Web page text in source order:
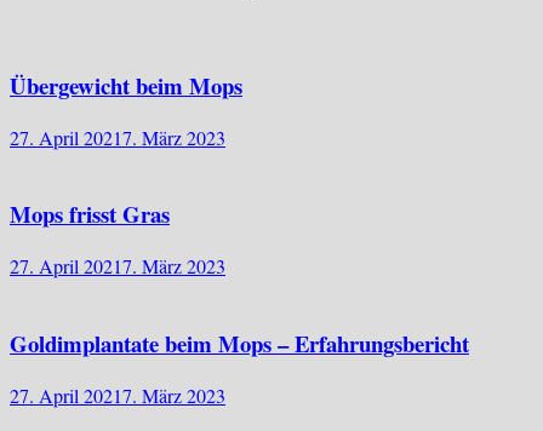
Übergewicht beim Mops
27. April 20217. März 2023
Mops frisst Gras
27. April 20217. März 2023
Goldimplantate beim Mops – Erfahrungsbericht
27. April 20217. März 2023